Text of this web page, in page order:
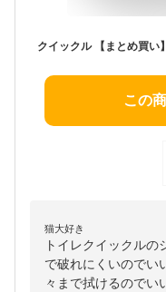
この
猫大好き
トイレクイックル
で破れにくいのでい
々まで拭けるのでい